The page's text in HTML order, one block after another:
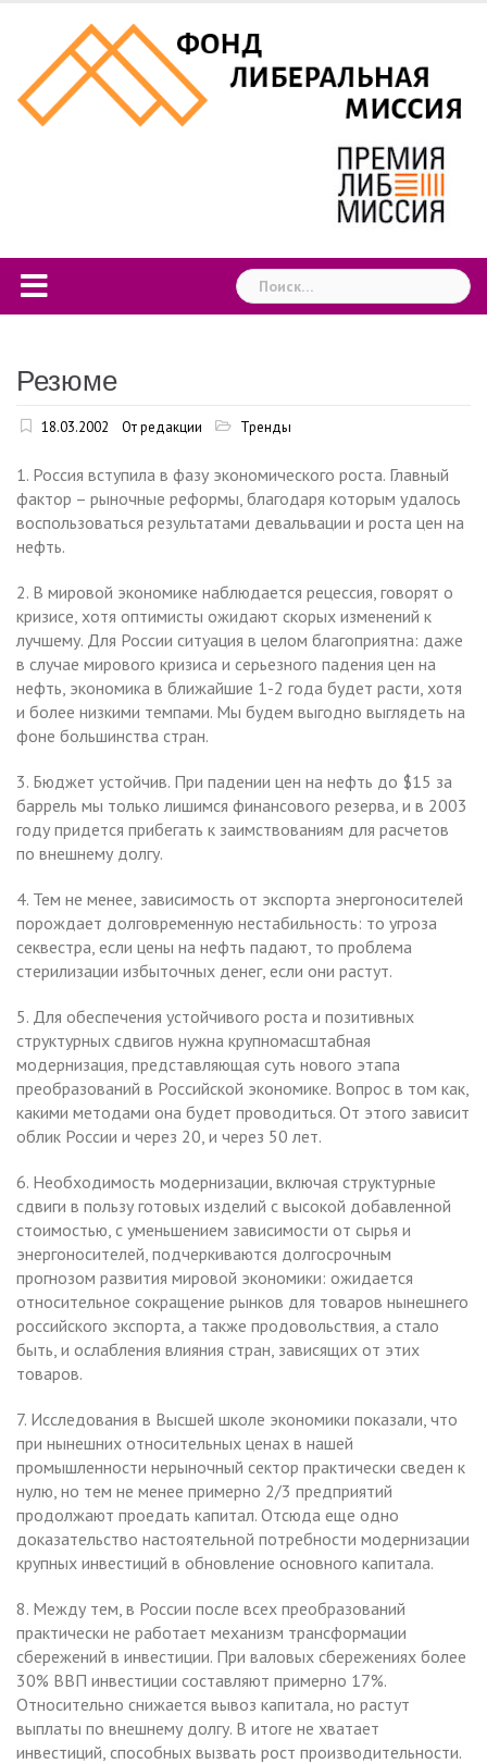
content
Найти:
Резюме
18.03.2002 От редакции Тренды
1. Россия вступила в фазу экономического роста. Главный
фактор – рыночные реформы, благодаря которым удалось
воспользоваться результатами девальвации и роста цен на
нефть.
2. В мировой экономике наблюдается рецессия, говорят о
кризисе, хотя оптимисты ожидают скорых изменений к
лучшему. Для России ситуация в целом благоприятна: даже
в случае мирового кризиса и серьезного падения цен на
нефть, экономика в ближайшие 1-2 года будет расти, хотя
и более низкими темпами. Мы будем выгодно выглядеть на
фоне большинства стран.
3. Бюджет устойчив. При падении цен на нефть до $15 за
баррель мы только лишимся финансового резерва, и в 2003
году придется прибегать к заимствованиям для расчетов
по внешнему долгу.
4. Тем не менее, зависимость от экспорта энергоносителей
порождает долговременную нестабильность: то угроза
секвестра, если цены на нефть падают, то проблема
стерилизации избыточных денег, если они растут.
5. Для обеспечения устойчивого роста и позитивных
структурных сдвигов нужна крупномасштабная
модернизация, представляющая суть нового этапа
преобразований в Российской экономике. Вопрос в том как,
какими методами она будет проводиться. От этого зависит
облик России и через 20, и через 50 лет.
6. Необходимость модернизации, включая структурные
сдвиги в пользу готовых изделий с высокой добавленной
стоимостью, с уменьшением зависимости от сырья и
энергоносителей, подчеркиваются долгосрочным
прогнозом развития мировой экономики: ожидается
относительное сокращение рынков для товаров нынешнего
российского экспорта, а также продовольствия, а стало
быть, и ослабления влияния стран, зависящих от этих
товаров.
7. Исследования в Высшей школе экономики показали, что
при нынешних относительных ценах в нашей
промышленности нерыночный сектор практически сведен к
нулю, но тем не менее примерно 2/3 предприятий
продолжают проедать капитал. Отсюда еще одно
доказательство настоятельной потребности модернизации
крупных инвестиций в обновление основного капитала.
8. Между тем, в России после всех преобразований
практически не работает механизм трансформации
сбережений в инвестиции. При валовых сбережениях более
30% ВВП инвестиции составляют примерно 17%.
Относительно снижается вывоз капитала, но растут
выплаты по внешнему долгу. В итоге не хватает
инвестиций, способных вызвать рост производительности.